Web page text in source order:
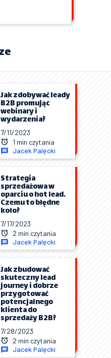
Jacek Palęcki
7/11/2023
1 min czytania
Jak zdobywać leady
B2B promując
webinary i
wydarzenia?
Jacek Palęcki
7/17/2023
2 min czytania
Strategia
sprzedażowa w
oparciu o hot lead.
Czemu to błędne
koło?
Jacek Palęcki
7/28/2023
2 min czytania
Jak zbudować
skuteczny lead
journey i dobrze
przygotować
potencjalnego
klienta do
sprzedaży B2B?